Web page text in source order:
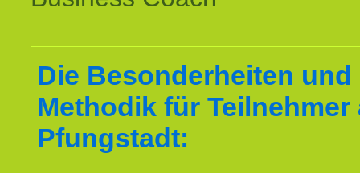
Die Besonderheiten und
Methodik für Teilnehmer
Pfungstadt: